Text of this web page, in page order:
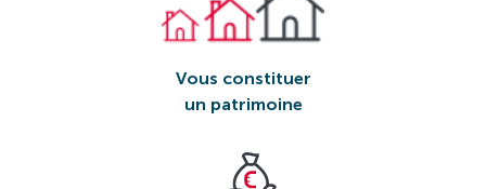
Vous constituer
un patrimoine